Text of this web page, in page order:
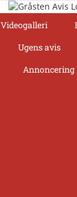
Videogalleri
Ugens avis
Annoncering